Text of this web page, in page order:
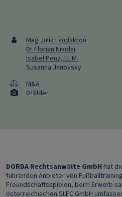
Mag Julia Landskron
Dr Florian Nikolai
Isabel Penz, LL.M.
Susanna Janovsky
M&A
0 Bilder
DORDA Rechtsanwälte GmbH hat
führenden Anbieter von
Freundschaftsspielen, beim Erwerb
österreichischen SLFC GmbH